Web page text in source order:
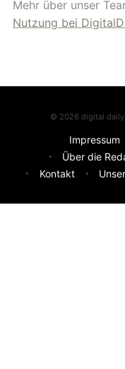
Mehr über unser
Nutzung bei
© 2026 digital
Impressum
Über die
Kontakt